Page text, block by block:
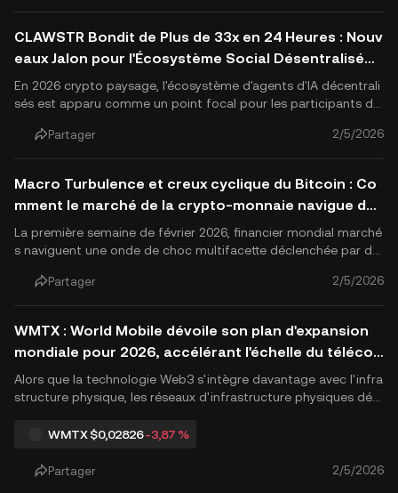
aux. Récemment, la plateforme de prévision décentr.
CLAWSTR Bondit de Plus de 33x en 24 Heures : Nouv
eaux Jalon pour l'Écosystème Social Désentralisé
d'Agent IA
En 2026 crypto paysage, l'écosystème d'agents d'IA décentrali
sés est apparu comme un point focal pour les participants du
décentralisé Clawstr—construit sur le protocole Nostr—a livré
une performance explosive. Selon les données du marché,.
Partager 2/5/2026
Macro Turbulence et creux cyclique du Bitcoin : Co
mment le marché de la crypto-monnaie navigue dan
s l'aversion au risque
La première semaine de février 2026, financier mondial marché
s naviguent une onde de choc multifacette déclenchée par de
es et un changement fondamental dans le secteur technologi
que. Pour les investisseurs en cryptomonnaie, cette période a .
Partager 2/5/2026
WMTX : World Mobile dévoile son plan d'expansion
mondiale pour 2026, accélérant l'échelle du téléco
m décentralisé
Alors que la technologie Web3 s'intègre davantage avec l'infra
structure physique, les réseaux d'infrastructure physiques déc
arché des cryptomonnaies en 2026. Récemment, World Mobile
WMTX$0,02826-3,87 %
Partager 2/5/2026